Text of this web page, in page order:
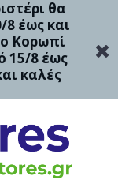
θα
8 έως και
Κορωπί
15/8 έως
καλές